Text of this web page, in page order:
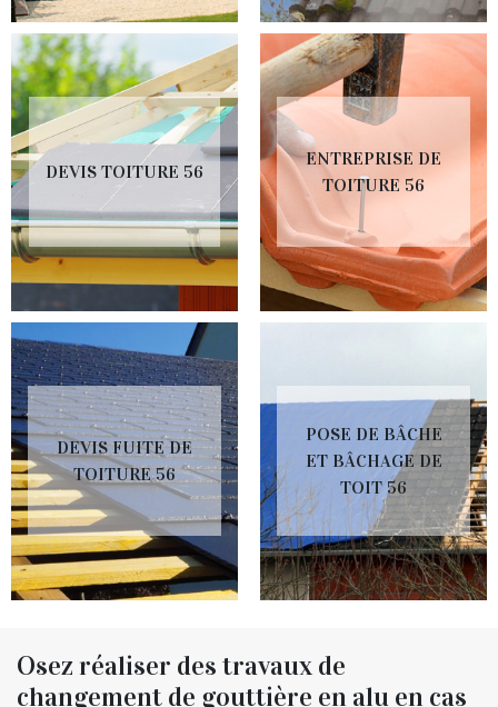
DEVIS TOITURE 56
ENTREPRISE DE
TOITURE 56
DEVIS FUITE DE
TOITURE 56
POSE DE BÂCHE
ET BÂCHAGE DE
TOIT 56
Osez réaliser des travaux de
changement de gouttière en alu en cas